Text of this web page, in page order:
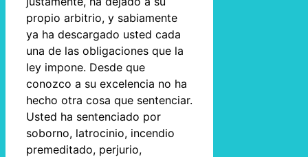
propio arbitrio, y sabiamente
ya ha descargado usted cada
una de las obligaciones que la
ley impone. Desde que
conozco a su excelencia no ha
hecho otra cosa que sentenciar.
Usted ha sentenciado por
soborno, latrocinio, incendio
premeditado, perjurio,